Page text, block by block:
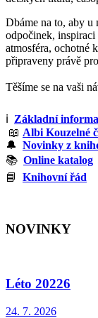
Dbáme na to, aby u
odpočinek, inspiraci
atmosféra, ochotné
připraveny právě
Těšíme se na vaši
ℹ️ Základní
📖 Albi Kouzelné
🔔 Novinky z
📚 Online katalog
📘
Knihovní řád
NOVINKY
Léto 20226
24. 7. 2026